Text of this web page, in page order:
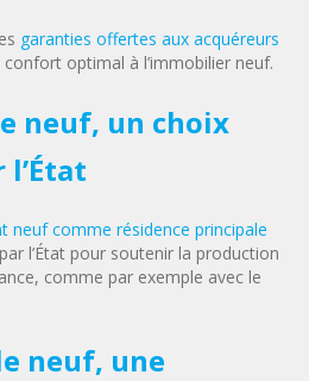
garanties offertes aux acquéreurs
optimal à l’immobilier neuf.
neuf, un choix
neuf comme résidence principale
l’État pour soutenir la production
comme par exemple avec le
neuf, une